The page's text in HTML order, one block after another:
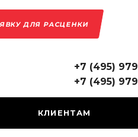
ДЛЯ РАСЦЕНКИ
+7 (495)
+7 (495)
КЛИЕНТАМ